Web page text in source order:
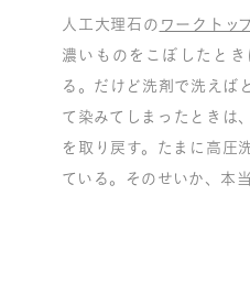
人工大理石の ワークトッ
濃いものをこぼしたと
る。だけど洗剤で洗えば
て染みてしまったときは
を取り戻す。たまに高圧
ている。そのせいか、本